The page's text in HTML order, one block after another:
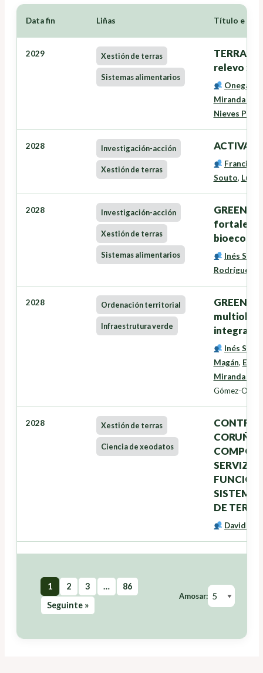
Data fin Liñas Título e
2029 Xestión de terras
Sistemas alimentarios
relevo
Onega
Miranda
Nieves
2028 Investigación-acción
Xestión de terras
Francisco
Souto,
2028 Investigación-acción
Xestión de terras
Sistemas alimentarios
Inés
Rodríguez
2028 Ordenación territorial
Infraestrutura verde
Inés
Magán,
Miranda
Gómez-
2028 Xestión de terras
Ciencia de xeodatos
CORUÑA
SERVIZO
SISTEMA
DE
David
1 2 3 …
86
Seguinte »
Amosar: